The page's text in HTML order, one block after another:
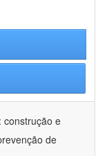
construção e
de